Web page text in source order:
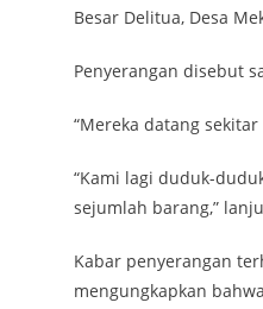
Besar Delitua, Desa
Penyerangan disebut
“Mereka datang
“Kami lagi duduk-
sejumlah barang,”
Kabar penyerangan
mengungkapkan